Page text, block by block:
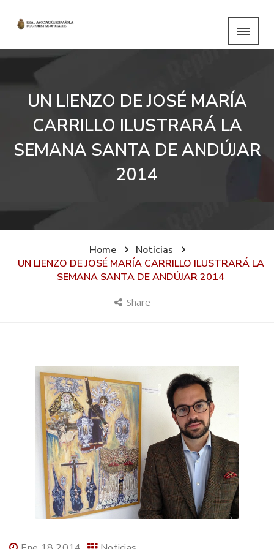
UN LIENZO DE JOSÉ MARÍA
CARRILLO ILUSTRARÁ LA
SEMANA SANTA DE ANDÚJAR
2014
Home
Noticias
UN LIENZO DE JOSÉ MARÍA CARRILLO ILUSTRARÁ LA
SEMANA SANTA DE ANDÚJAR 2014
Share